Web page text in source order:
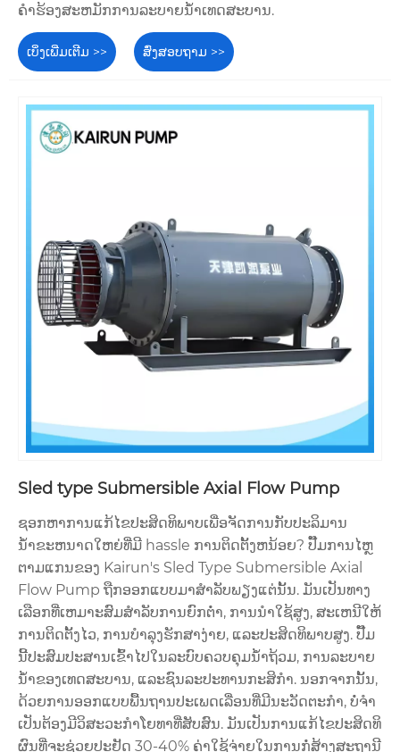
ຄໍາຮ້ອງສະຫມັກການລະບາຍນ້ໍາເທດສະບານ.
ເບິ່ງເພີ່ມເຕີມ >> ສົ່ງສອບຖາມ >>
Sled type Submersible Axial Flow Pump
ຊອກຫາການແກ້ໄຂປະສິດທິພາບເພື່ອຈັດການກັບປະລິມານ
ນ້ໍາຂະຫນາດໃຫຍ່ທີ່ມີ hassle ການຕິດຕັ້ງຫນ້ອຍ? ປັ໊ມການໄຫຼ
ຕາມແກນຂອງ Kairun's Sled Type Submersible Axial
Flow Pump ຖືກອອກແບບມາສໍາລັບພຽງແຕ່ນັ້ນ. ມັນ​ເປັນ​ທາງ​
ເລືອກ​ທີ່​ເຫມາະ​ສົມ​ສໍາ​ລັບ​ການ​ຍົກ​ຕ​່​ໍ​າ​, ການ​ນໍາ​ໃຊ້​ສູງ​, ສະ​ເຫນີ​ໃຫ້​
ການ​ຕິດ​ຕັ້ງ​ໄວ​, ການ​ບໍາ​ລຸງ​ຮັກ​ສາ​ງ່າຍ​, ແລະ​ປະ​ສິດ​ທິ​ພາບ​ສູງ​. ປັ໊ມ
ນີ້ປະສົມປະສານເຂົ້າໄປໃນລະບົບຄວບຄຸມນ້ໍາຖ້ວມ, ການລະບາຍ
ນ້ໍາຂອງເທດສະບານ, ແລະຊົນລະປະທານກະສິກໍາ. ນອກຈາກນັ້ນ,
ດ້ວຍການອອກແບບພື້ນຖານປະເພດເລື່ອນທີ່ມີນະວັດຕະກໍາ, ບໍ່ຈໍາ
ເປັນຕ້ອງມີວິສະວະກໍາໂຍທາທີ່ສັບສົນ. ມັນ​ເປັນ​ການ​ແກ້​ໄຂ​ປະ​ສິດ​ທິ​
ຜົນ​ທີ່​ຈະ​ຊ່ວຍ​ປະ​ຢັດ 30-40​% ຄ່າ​ໃຊ້​ຈ່າຍ​ໃນ​ການ​ກໍ່​ສ້າງ​ສະ​ຖາ​ນີ​